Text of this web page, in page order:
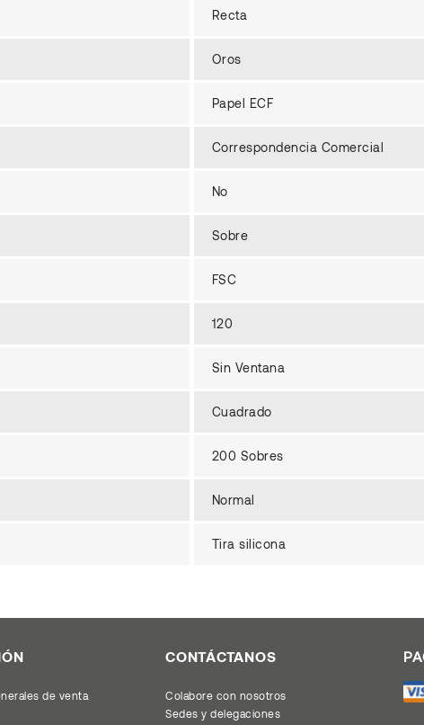
Recta
Oros
Papel ECF
Correspondencia Comercial
No
Sobre
FSC
120
Sin Ventana
Cuadrado
200 Sobres
Normal
Tira silicona
de venta
CONTÁCTANOS
Colabore con nosotros
Sedes y delegaciones